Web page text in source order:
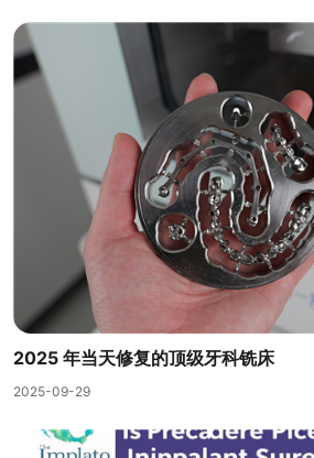
2025 年当天修复的顶级牙科铣床
2025-09-29